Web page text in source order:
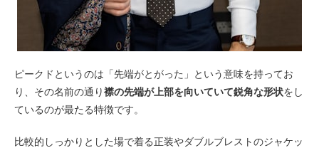
ピークドというのは「先端がとがった」という意味を持ってお
り、その名前の通り襟の先端が上部を向いていて鋭角な形状をし
ているのが最たる特徴です。
比較的しっかりとした場で着る正装やダブルブレストのジャケッ